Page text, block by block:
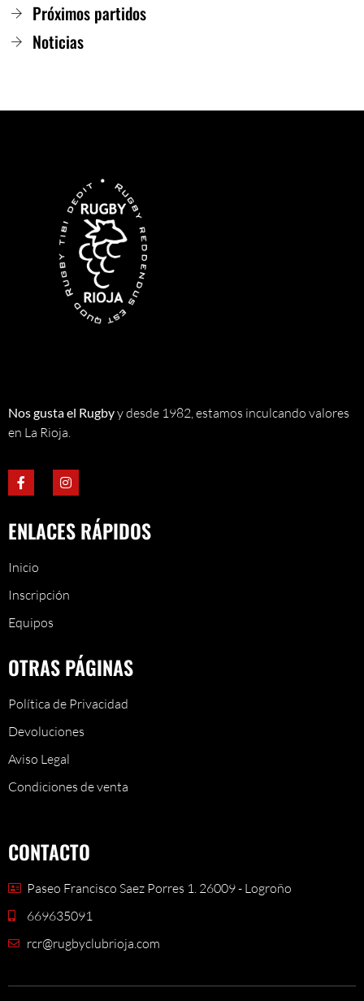
Próximos partidos
Noticias
Nos gusta el Rugbyy desde 1982, estamos inculcando valores
en La Rioja.
ENLACES RÁPIDOS
Inicio
Inscripción
Equipos
OTRAS PÁGINAS
Política de Privacidad
Devoluciones
Aviso Legal
Condiciones de venta
CONTACTO
Paseo Francisco Saez Porres 1. 26009 - Logroño
669635091
rcr@rugbyclubrioja.com